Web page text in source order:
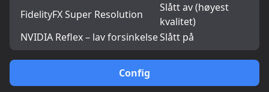
Config
FidelityFX Super Resolution
Slått av (høyest
kvalitet)
NVIDIA Reflex – lav forsinkelseSlått på